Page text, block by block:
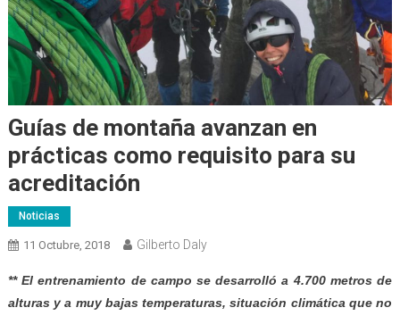
Guías de montaña avanzan en
prácticas como requisito para su
acreditación
Noticias
11 Octubre, 2018 Gilberto Daly
** El entrenamiento de campo se desarrolló a 4.700 metros de
alturas y a muy bajas temperaturas, situación climática que no